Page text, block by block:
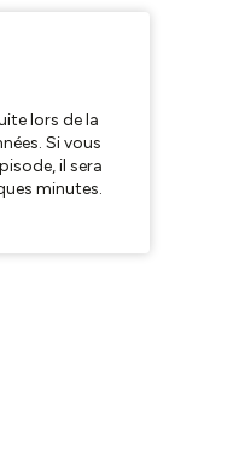
lors de la
Si vous
il sera
minutes.